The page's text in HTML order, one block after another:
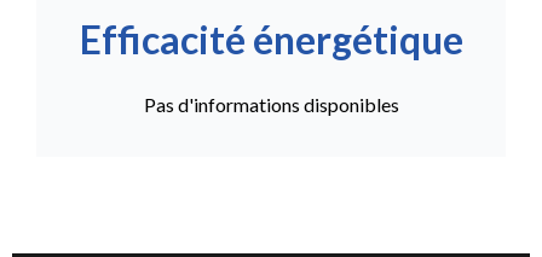
Efficacité énergétique
Pas d'informations disponibles